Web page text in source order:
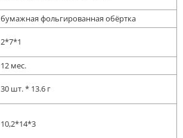
бумажная фольгированная обёртка
2*7*1
12 мес.
30 шт. * 13.6 г
10,2*14*3